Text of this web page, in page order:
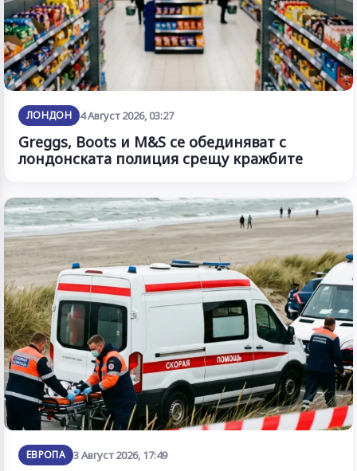
ЛОНДОН 4 Август 2026, 03:27
Greggs, Boots и M&S се обединяват с
лондонската полиция срещу кражбите
ЕВРОПА 3 Август 2026, 17:49